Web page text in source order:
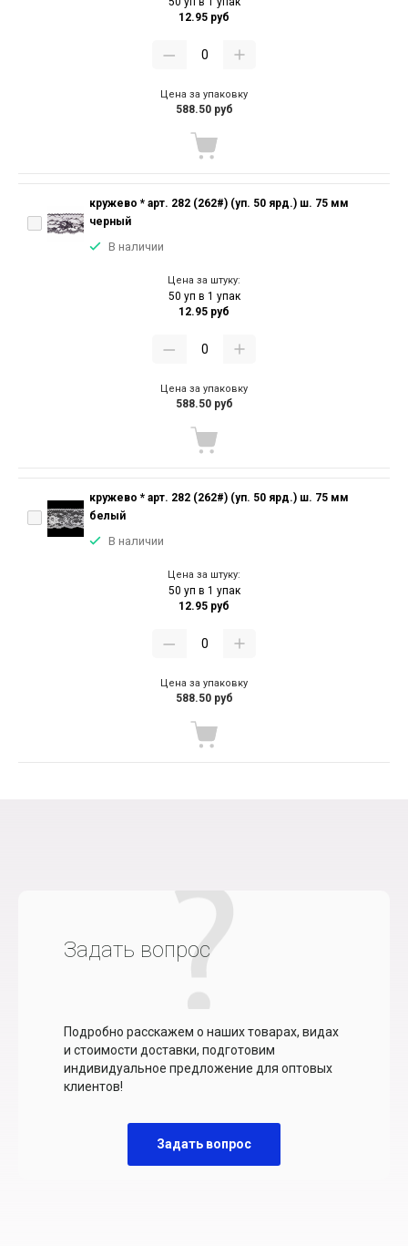
12.95 руб
Цена за упаковку
588.50 руб
кружево * арт. 282 (262#) (уп. 50 ярд.) ш. 75 мм
черный
В наличии
Цена за штуку:
50 уп в 1 упак
12.95 руб
Цена за упаковку
588.50 руб
кружево * арт. 282 (262#) (уп. 50 ярд.) ш. 75 мм
белый
В наличии
Цена за штуку:
50 уп в 1 упак
12.95 руб
Цена за упаковку
588.50 руб
Задать вопрос
Подробно расскажем о наших товарах, видах
и стоимости доставки, подготовим
индивидуальное предложение для оптовых
клиентов!
Задать вопрос